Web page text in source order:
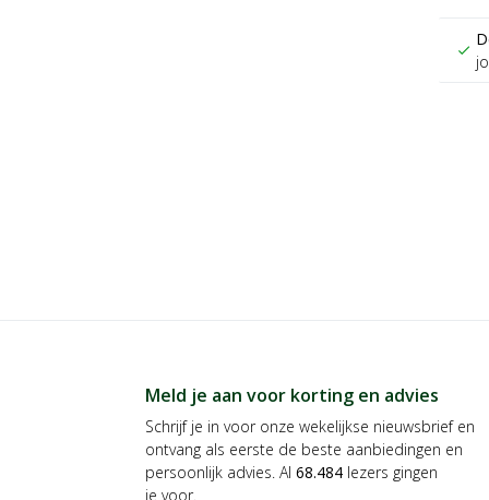
check
Meld je aan voor korting en advies
Schrijf je in voor onze wekelijkse nieuwsbrief en
ontvang als eerste de beste aanbiedingen en
persoonlijk advies. Al 68.484 lezers gingen
je voor.